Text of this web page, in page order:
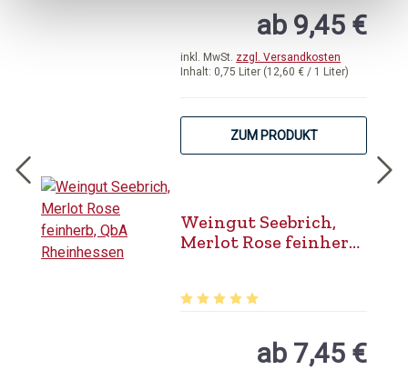
Inhalt: 0,75 Liter (12,60 € / 1 Liter)
inkl. MwSt. zzgl. Versandkosten
ab 9,45 €
ZUM PRODUKT
Weingut Seebrich,
Merlot Rose feinherb,
ab 7,45 €